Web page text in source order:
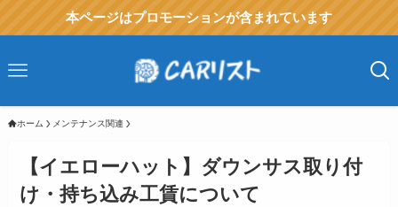
本ページはプロモーションが含まれています
ホーム メンテナンス関連
【イエローハット】ダウンサス取り付
け・持ち込み工賃について